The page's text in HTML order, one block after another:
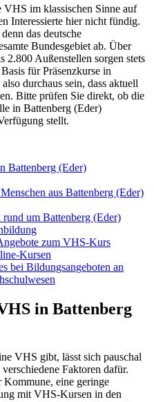
VHS im klassischen Sinne auf
Interessierte hier nicht fündig.
das deutsche
Bundesgebiet ab. Über
2.800 Außenstellen sorgen stets
für Präsenzkurse in
durchaus sein, dass aktuell
Bitte prüfen Sie direkt, ob die
in Battenberg (Eder)
stellt.
Battenberg (Eder)
aus Battenberg (Eder)
um Battenberg (Eder)
zum VHS-Kurs
Kursen
bei Bildungsangeboten an
in Battenberg
VHS gibt, lässt sich pauschal
Faktoren dafür.
Kommune, eine geringe
mit VHS-Kursen in den